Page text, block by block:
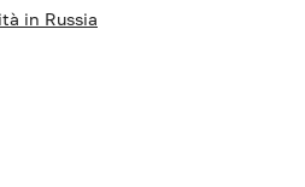
in Russia